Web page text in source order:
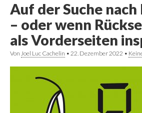
Auf der Suche
– oder wenn
als Vorderseiten
Von Joel Luc Cachelin • 22. Dezember 2022 •